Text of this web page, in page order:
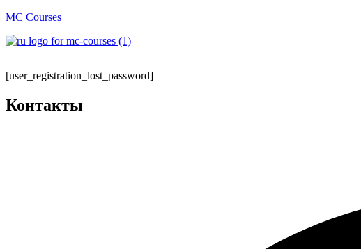
MC Courses
[user_registration_lost_password]
Контакты